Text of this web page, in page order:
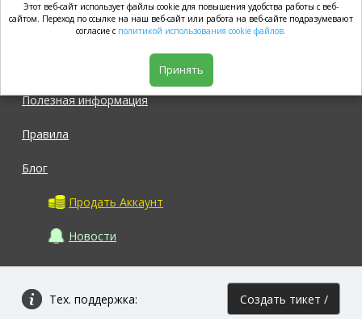
market.com
Полезная информация
Правила
Блог
Продать Аккаунт
Новости
Тех. поддержка:
Создать тикет /
Этот веб-сайт использует файлы cookie для повышения удобства работы с веб-
сайтом. Переход по ссылке на наш веб-сайт или работа на веб-сайте подразумевают
согласие с политикой использования cookie файлов.
Принять